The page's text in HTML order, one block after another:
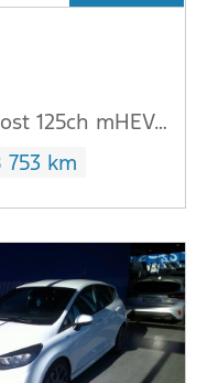
1.0 EcoBoost 125ch mHEV ST-Line X 6cv
753 km